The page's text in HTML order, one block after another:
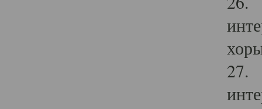
27.